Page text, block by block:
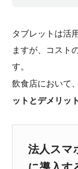
タブレットは活
ますが、コスト
す。
飲食店において、
ットとデメリット
法人スマ
に導入す